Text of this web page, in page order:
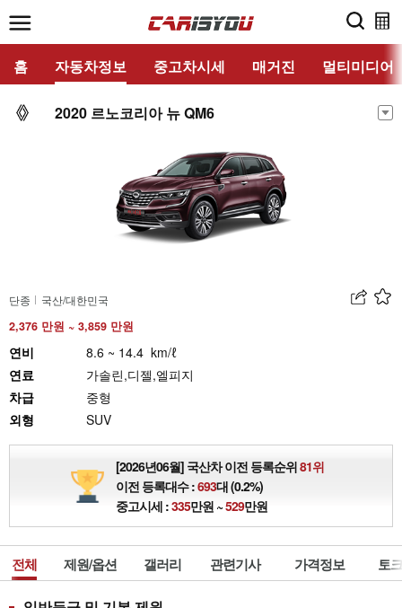
홈 자동차정보 중고차시세 매거진 멀티미디어
2020 르노코리아 뉴 QM6
단종 국산/대한민국
2,376 만원 ~ 3,859 만원
연비
8.6 ~ 14.4 km/ℓ
연료
가솔린,디젤,엘피지
차급
중형
외형
SUV
[2026년06월] 국산차 이전 등록순위81위
이전 등록대수 :693대 (0.2%)
중고시세 :335만원 ~529만원
전체 제원/옵션 갤러리 관련기사 가격정보 토